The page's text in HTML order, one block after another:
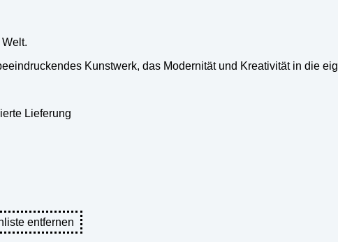
Kunstwerk, das Modernität und Kreativität in die
Lieferung
entfernen